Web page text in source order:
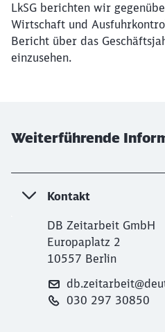
LkSG berichten wir
Wirtschaft und
Bericht über das
einzusehen.
Weiterführende
Kontakt
DB Zeitarbeit GmbH
Europaplatz 2
10557 Berlin
030 297 30850